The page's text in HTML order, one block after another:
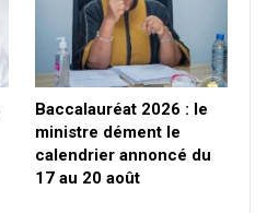
Baccalauréat 2026 : le
ministre dément le
calendrier annoncé du
17 au 20 août